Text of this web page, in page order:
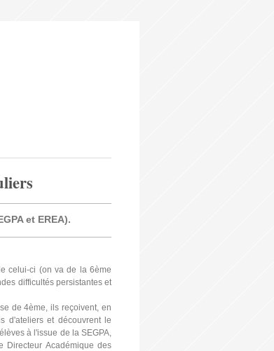
et EREA).
celui-ci (on va de la 6ème
difficultés persistantes et
de 4ème, ils reçoivent, en
d'ateliers et découvrent le
à l'issue de la SEGPA,
Directeur Académique des